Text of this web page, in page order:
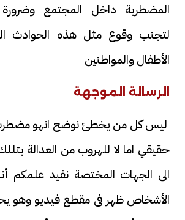
المضطربة داخل المجتمع وضرورة
لتجنب وقوع مثل هذه الحوادث
الأطفال والمواطنين
الرسالة الموجهة
ليس كل من يخطئ نوضح انهو
حقيقي اما لا للهروب من العدالة
الى الجهات المختصة نفيد علمكم
الأشخاص ظهر فى مقطع فيديو وهو